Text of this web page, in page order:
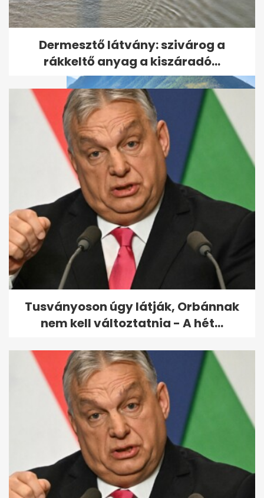
Tanulmány: az A
vércsoportnál magasabb
lehet a korai sztrók...
72 óra Montenegróban: Kotori-
öböl és ikonikus tengerpart 3
nap...
Dermesztő látvány: szivárog a
rákkeltő anyag a kiszáradó...
Tusványoson úgy látják, Orbánnak
nem kell változtatnia - A hét...